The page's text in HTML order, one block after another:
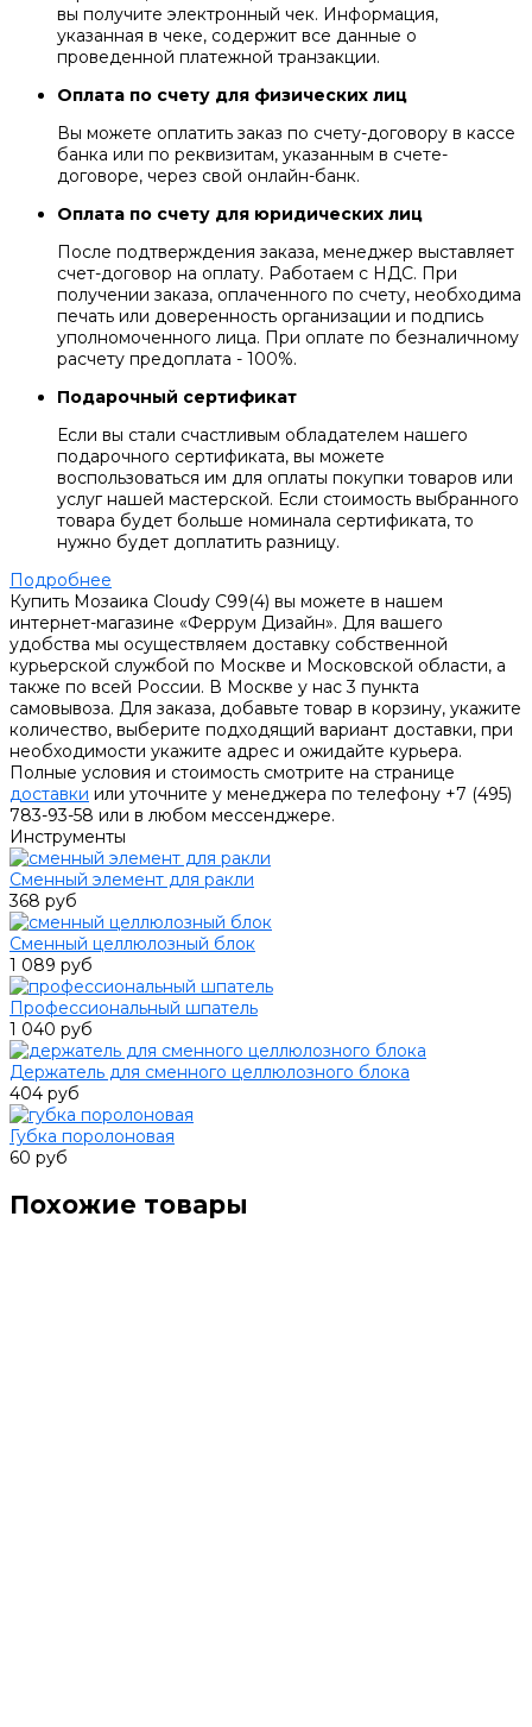
вы получите электронный чек. Информация,
указанная в чеке, содержит все данные о
проведенной платежной транзакции.
Оплата по счету для физических лиц
Вы можете оплатить заказ по счету-договору в кассе
банка или по реквизитам, указанным в счете-
договоре, через свой онлайн-банк.
Оплата по счету для юридических лиц
После подтверждения заказа, менеджер выставляет
счет-договор на оплату. Работаем с НДС. При
получении заказа, оплаченного по счету, необходима
печать или доверенность организации и подпись
уполномоченного лица. При оплате по безналичному
расчету предоплата - 100%.
Подарочный сертификат
Если вы стали счастливым обладателем нашего
подарочного сертификата, вы можете
воспользоваться им для оплаты покупки товаров или
услуг нашей мастерской. Если стоимость выбранного
товара будет больше номинала сертификата, то
нужно будет доплатить разницу.
Подробнее
Купить Мозаика Cloudy C99(4) вы можете в нашем
интернет-магазине «Феррум Дизайн». Для вашего
удобства мы осуществляем доставку собственной
курьерской службой по Москве и Московской области, а
также по всей России. В Москве у нас 3 пункта
самовывоза. Для заказа, добавьте товар в корзину, укажите
количество, выберите подходящий вариант доставки, при
необходимости укажите адрес и ожидайте курьера.
Полные условия и стоимость смотрите на странице
доставки или уточните у менеджера по телефону +7 (495)
783-93-58 или в любом мессенджере.
Инструменты
Сменный элемент для ракли
368 руб
Сменный целлюлозный блок
1 089 руб
Профессиональный шпатель
1 040 руб
Держатель для сменного целлюлозного блока
404 руб
Губка поролоновая
60 руб
Похожие товары